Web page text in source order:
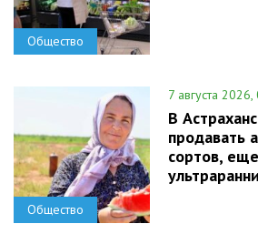
Общество
Общество
7 августа 2026,
В
продавать
сортов,